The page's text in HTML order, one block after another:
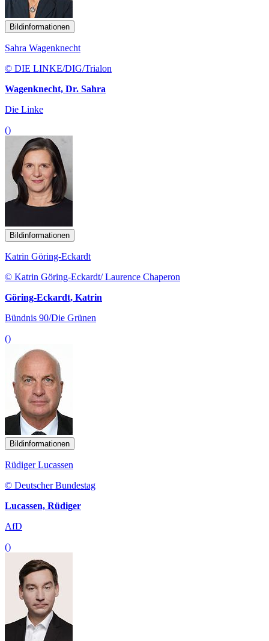
Bildinformationen
Sahra Wagenknecht
© DIE LINKE/DIG/Trialon
Wagenknecht, Dr. Sahra
Die Linke
()
Bildinformationen
Katrin Göring-Eckardt
© Katrin Göring-Eckardt/ Laurence Chaperon
Göring-Eckardt, Katrin
Bündnis 90/Die Grünen
()
Bildinformationen
Rüdiger Lucassen
© Deutscher Bundestag
Lucassen, Rüdiger
AfD
()